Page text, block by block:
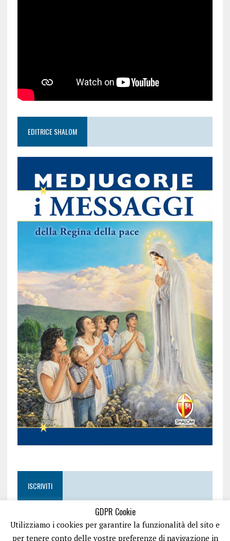
EDITRICE SHALOM
ISCRIVITI
GDPR Cookie
Utilizziamo i cookies per garantire la funzionalità del sito e
per tenere conto delle vostre preferenze di navigazione in